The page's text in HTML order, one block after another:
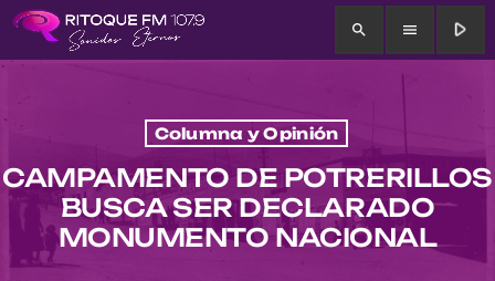
search menu play_arrow
Columna y Opinión
CAMPAMENTO DE POTRERILLOS
BUSCA SER DECLARADO
MONUMENTO NACIONAL